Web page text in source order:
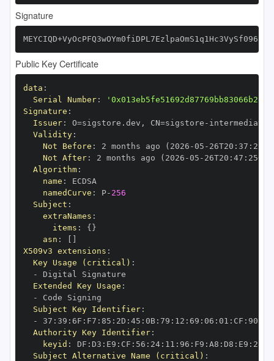
Signature
Public Key Certificate
data :
Serial Number:
Signature :
Issuer: O=sigstore.dev , CN=sigstore -
Validity:
Not Before : 2 months ago (2026 -05 - 26T20 : 37 :
Not After: 2 months ago (2026 -05 - 26T20 : 47 : 25+00
Algorithm:
name :
namedCurve : P- 256
Subject :
extraNames :
items : { }
asn :
X509v3 extensions :
Key Usage (critical) :
-
Extended Key Usage :
-
Subject Key Identifier:
-
37 : 39 : 6F : F7 : 85 : 2D : 45 : 0B: 79 : 12 : 69 : 06 : 01 : CF : 90
Authority Key Identifier:
keyid : DF : D3 : E9 : CF : 56 : 24: 11 : 96 : F9 : A8 : D8 : E9 : 28
Subject Alternative Name (critical) :